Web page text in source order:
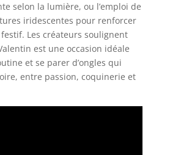
selon la lumière, ou l’emploi de
iridescentes pour renforcer
Les créateurs soulignent
est une occasion idéale
et se parer d’ongles qui
entre passion, coquinerie et